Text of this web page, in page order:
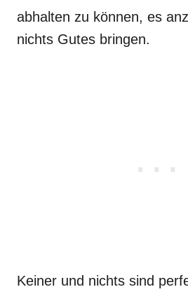
abhalten zu können, es
nichts Gutes bringen.
Keiner und nichts sind